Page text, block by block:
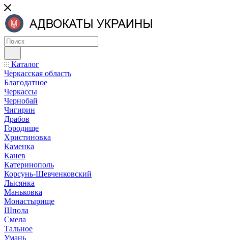
Каталог
Черкасская область
Благодатное
Черкассы
Чернобай
Чигирин
Драбов
Городище
Христиновка
Каменка
Канев
Катеринополь
Корсунь-Шевченковский
Лысянка
Маньковка
Монастырище
Шпола
Смела
Тальное
Умань